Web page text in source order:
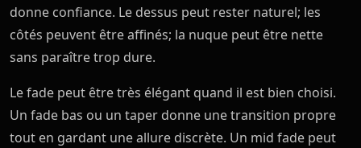
donne confiance. Le dessus peut rester naturel; les
côtés peuvent être affinés; la nuque peut être nette
sans paraître trop dure.
Le fade peut être très élégant quand il est bien choisi.
Un fade bas ou un taper donne une transition propre
tout en gardant une allure discrète. Un mid fade peut